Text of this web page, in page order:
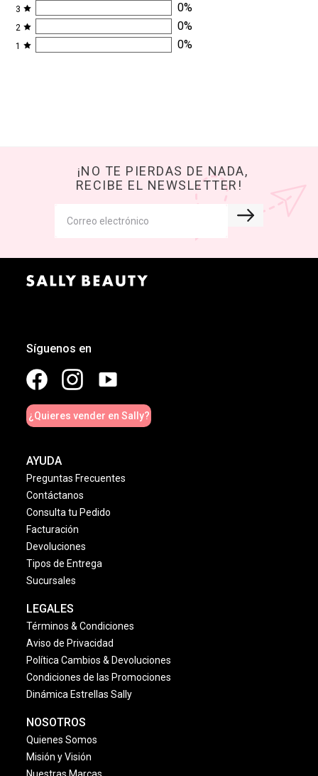
3 0%
2 0%
1 0%
¡NO TE PIERDAS DE NADA,
RECIBE EL NEWSLETTER!
Síguenos en
¿Quieres vender en Sally?
AYUDA
Preguntas Frecuentes
Contáctanos
Consulta tu Pedido
Facturación
Devoluciones
Tipos de Entrega
Sucursales
LEGALES
Términos & Condiciones
Aviso de Privacidad
Política Cambios & Devoluciones
Condiciones de las Promociones
Dinámica Estrellas Sally
NOSOTROS
Quienes Somos
Misión y Visión